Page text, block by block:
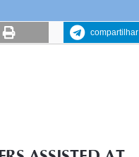
compartilhar